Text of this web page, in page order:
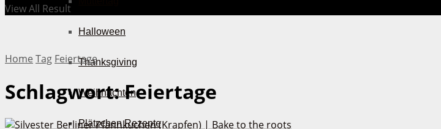
Halloween
Thanksgiving
Weihnachten
Plätzchen Rezepte
View All Result
Home Tag Feiertage
Schlagwort:Feiertage